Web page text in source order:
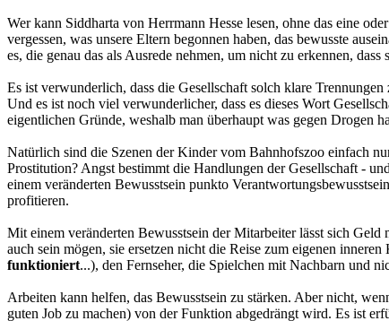
Wer kann Siddharta von Herrmann Hesse lesen, ohne das eine
vergessen, was unsere Eltern begonnen haben, das bewusste
es, die genau das als Ausrede nehmen, um nicht zu erkennen,
Es ist verwunderlich, dass die Gesellschaft solch klare
Und es ist noch viel verwunderlicher, dass es dieses Wort
eigentlichen Gründe, weshalb man überhaupt was gegen Drogen
Natürlich sind die Szenen der Kinder vom Bahnhofszoo einfach
Prostitution? Angst bestimmt die Handlungen der Gesellschaft -
einem veränderten Bewusstsein punkto
profitieren.
Mit einem veränderten Bewusstsein der Mitarbeiter lässt sich
auch sein mögen, sie ersetzen nicht die Reise zum eigenen
funktioniert...), den Fernseher, die Spielchen mit Nachbarn und
Arbeiten kann helfen, das Bewusstsein zu stärken. Aber nicht,
guten Job zu machen) von der Funktion abgedrängt wird. Es ist